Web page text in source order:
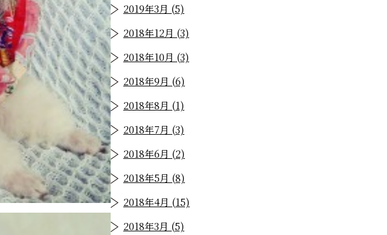
2019年3月 (5)
2018年12月 (3)
2018年10月 (3)
2018年9月 (6)
2018年8月 (1)
2018年7月 (3)
2018年6月 (2)
2018年5月 (8)
2018年4月 (15)
2018年3月 (5)